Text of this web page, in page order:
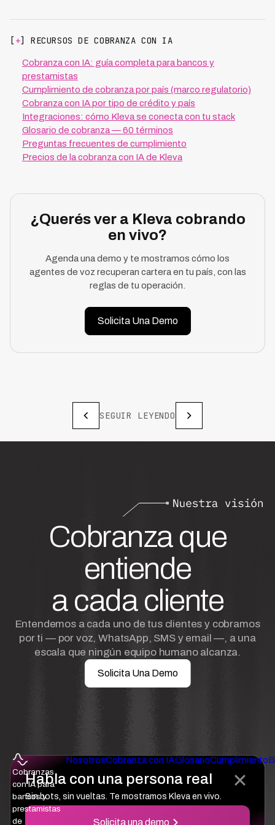
[+] RECURSOS DE COBRANZA CON IA
Cobranza con IA: guía completa para bancos y
prestamistas
Cumplimiento de cobranza por país (marco regulatorio)
Cobranza con IA por tipo de crédito y país
Integraciones: cómo Kleva se conecta con tu stack
Glosario de cobranza — 60 términos
Preguntas frecuentes de cumplimiento
Precios de la cobranza con IA de Kleva
¿Querés ver a Kleva cobrando
en vivo?
Agenda una demo y te mostramos cómo los
agentes de voz recuperan cartera en tu país, con las
reglas de tu operación.
Solicita Una Demo
SEGUIR LEYENDO
Habla con una persona real
Sin bots, sin vueltas. Te mostramos Kleva en vivo.
Solicita una demo
Cobranza que
entiende
a cada cliente
Entendemos a cada uno de tus clientes y cobramos
por ti — por voz, WhatsApp, SMS y email —, a una
escala que ningún equipo humano alcanza.
Solicita Una Demo
Cobranzas
con IA para
bancos y
prestamistas
de
NosotrosCobranza con IAGlosarioCumplimiento